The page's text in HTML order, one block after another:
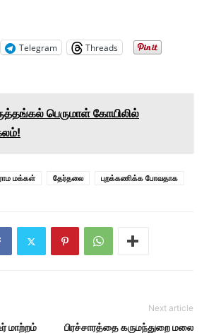
Telegram
Threads
பெருமாள் கோயிலில்
மக்கள் தேர்தலை புறக்கணிக்க போவதாக
மாற்றம்
Next article
பிரச்சாரத்தை கருமந்துறை மலை